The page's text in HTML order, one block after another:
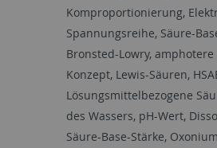
Komproportionierung,
Spannungsreihe, Säure-
Bronsted-Lowry,
Konzept, Lewis-Säuren,
Lösungsmittelbezogene
des Wassers, pH-Wert,
Säure-Base-Stärke,